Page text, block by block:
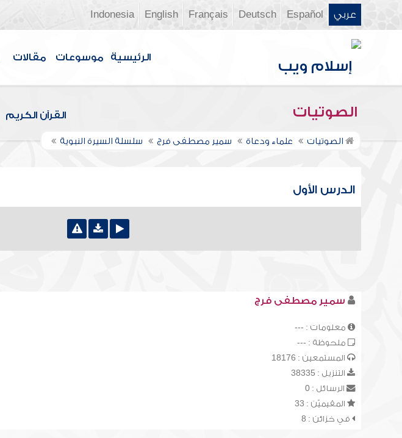
عربي Español
Deutsch
Français
English
Indonesia
الرئيسية موسوعات مقالات
الصوتيات القرآن الكريم
الصوتيات علماء ودعاة سمير مصطفى فرج سلسلة السيرة النبوية
الدرس الأول
سمير مصطفى فرج
معلومات : ---
ملحوظة : ---
المستمعين : 18176
التنزيل : 38335
الرسائل : 0
المقيميّن : 33
في خزائن : 8